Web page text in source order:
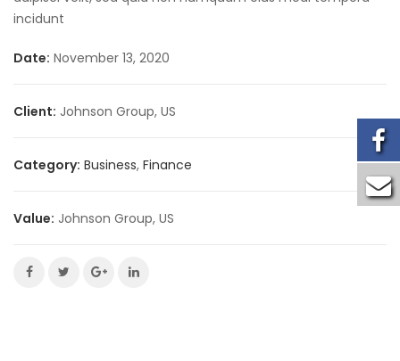
incidunt
Date: November 13, 2020
Client: Johnson Group, US
Category: Business, Finance
Value: Johnson Group, US